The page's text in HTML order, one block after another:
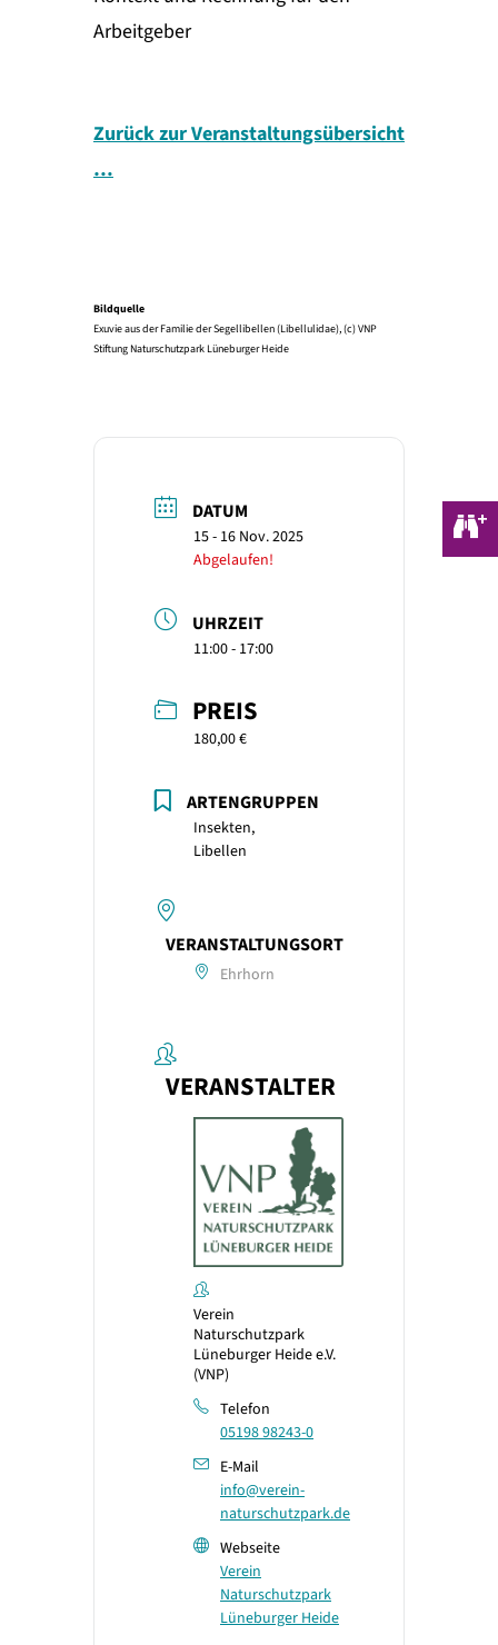
Arbeitgeber
Zurück zur Veranstaltungsübersicht
…
Bildquelle
Exuvie aus der Familie der Segellibellen (Libellulidae), (c) VNP
Stiftung Naturschutzpark Lüneburger Heide
DATUM
15 - 16 Nov. 2025
Abgelaufen!
UHRZEIT
11:00 - 17:00
PREIS
180,00 €
ARTENGRUPPEN
Insekten,
Libellen
VERANSTALTUNGSORT
Ehrhorn
VERANSTALTER
Verein
Naturschutzpark
Lüneburger Heide e.V.
(VNP)
Telefon
05198 98243-0
E-Mail
info@verein-
naturschutzpark.de
Webseite
Verein
Naturschutzpark
Lüneburger Heide